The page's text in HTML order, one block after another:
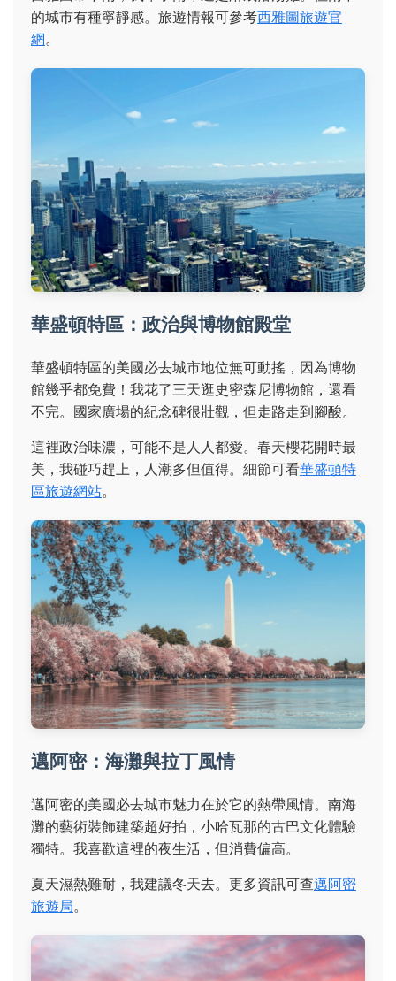
的城市有種寧靜感。旅遊情報可參考西雅圖旅遊官
網。
華盛頓特區：政治與博物館殿堂
華盛頓特區的美國必去城市地位無可動搖，因為博物
館幾乎都免費！我花了三天逛史密森尼博物館，還看
不完。國家廣場的紀念碑很壯觀，但走路走到腳酸。
這裡政治味濃，可能不是人人都愛。春天櫻花開時最
美，我碰巧趕上，人潮多但值得。細節可看華盛頓特
區旅遊網站。
邁阿密：海灘與拉丁風情
邁阿密的美國必去城市魅力在於它的熱帶風情。南海
灘的藝術裝飾建築超好拍，小哈瓦那的古巴文化體驗
獨特。我喜歡這裡的夜生活，但消費偏高。
夏天濕熱難耐，我建議冬天去。更多資訊可查邁阿密
旅遊局。